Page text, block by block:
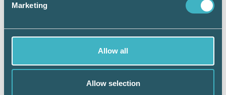
Marketing
Allow all
Allow selection
Årets Auktoriserade Lönekonsult >>
Håkan Edvardsson